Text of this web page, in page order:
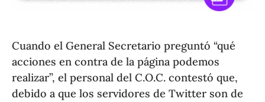
Cuando el General Secretario preguntó “qué
acciones en contra de la página podemos
realizar”, el personal del C.O.C. contestó que,
debido a que los servidores de Twitter son de